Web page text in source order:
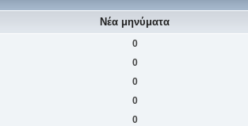
Νέα μηνύματα
0
0
0
0
0